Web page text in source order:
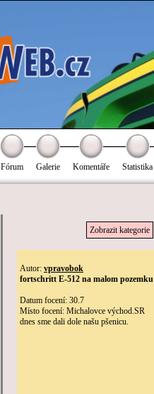
Fórum Galerie Komentáře Statistika
Zobrazit kategorie
Autor: vpravobok
fortschritt E-512 na malom pozemku
Datum focení: 30.7
Místo focení: Michalovce východ.SR
dnes sme dali dole našu pšenicu.